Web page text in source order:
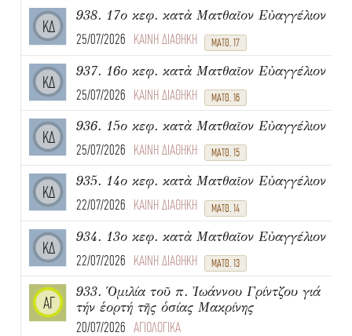
ΚΔ
938. 17ο κεφ. κατὰ Ματθαῖον Εὐαγγέλιον
25/07/2026 ΚΑΙΝΗ ΔΙΑΘΗΚΗ ΜΑΤΘ. 17
ΚΔ
937. 16ο κεφ. κατὰ Ματθαῖον Εὐαγγέλιον
25/07/2026 ΚΑΙΝΗ ΔΙΑΘΗΚΗ ΜΑΤΘ. 16
ΚΔ
936. 15ο κεφ. κατὰ Ματθαῖον Εὐαγγέλιον
25/07/2026 ΚΑΙΝΗ ΔΙΑΘΗΚΗ ΜΑΤΘ. 15
ΚΔ
935. 14ο κεφ. κατὰ Ματθαῖον Εὐαγγέλιον
22/07/2026 ΚΑΙΝΗ ΔΙΑΘΗΚΗ ΜΑΤΘ. 14
ΚΔ
934. 13ο κεφ. κατὰ Ματθαῖον Εὐαγγέλιον
22/07/2026 ΚΑΙΝΗ ΔΙΑΘΗΚΗ ΜΑΤΘ. 13
ΑΓ
933. Ὁμιλία τοῦ π. Ἰωάννου Γρίντζου γιά
τήν ἑορτή τῆς ὁσίας Μακρίνης
20/07/2026 ΑΓΙΟΛΟΓΙΚΑ